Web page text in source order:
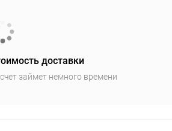
доставки
займет немного времени